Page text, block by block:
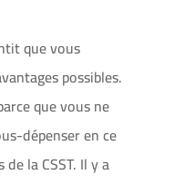
que vous
possibles.
que vous ne
dépenser en ce
la CSST. Il y a